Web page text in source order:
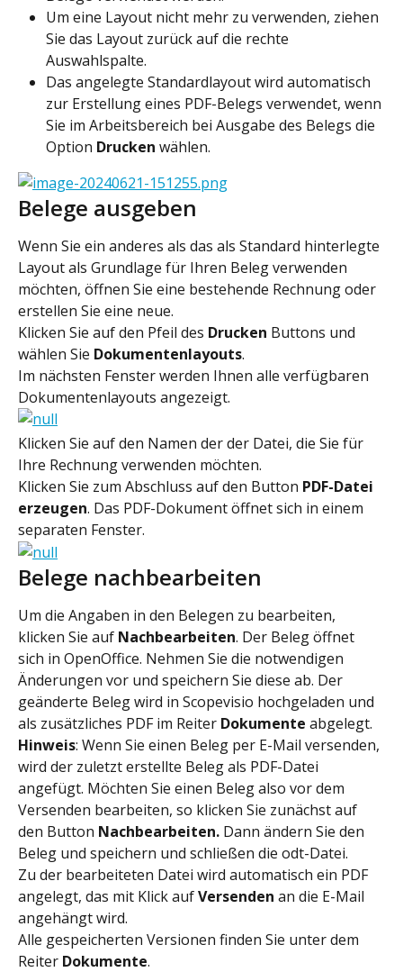
Um eine Layout nicht mehr zu verwenden, ziehen
Sie das Layout zurück auf die rechte
Auswahlspalte.
Das angelegte Standardlayout wird automatisch
zur Erstellung eines PDF-Belegs verwendet, wenn
Sie im Arbeitsbereich bei Ausgabe des Belegs die
Option Drucken wählen.
Belege ausgeben
Wenn Sie ein anderes als das als Standard hinterlegte
Layout als Grundlage für Ihren Beleg verwenden
möchten, öffnen Sie eine bestehende Rechnung oder
erstellen Sie eine neue.
Klicken Sie auf den Pfeil des Drucken Buttons und
wählen Sie Dokumentenlayouts.
Im nächsten Fenster werden Ihnen alle verfügbaren
Dokumentenlayouts angezeigt.
Klicken Sie auf den Namen der der Datei, die Sie für
Ihre Rechnung verwenden möchten.
Klicken Sie zum Abschluss auf den Button PDF-Datei
erzeugen. Das PDF-Dokument öffnet sich in einem
separaten Fenster.
Belege nachbearbeiten
Um die Angaben in den Belegen zu bearbeiten,
klicken Sie auf Nachbearbeiten. Der Beleg öffnet
sich in OpenOffice. Nehmen Sie die notwendigen
Änderungen vor und speichern Sie diese ab. Der
geänderte Beleg wird in Scopevisio hochgeladen und
als zusätzliches PDF im Reiter Dokumente abgelegt.
Hinweis: Wenn Sie einen Beleg per E-Mail versenden,
wird der zuletzt erstellte Beleg als PDF-Datei
angefügt. Möchten Sie einen Beleg also vor dem
Versenden bearbeiten, so klicken Sie zunächst auf
den Button Nachbearbeiten. Dann ändern Sie den
Beleg und speichern und schließen die odt-Datei.
Zu der bearbeiteten Datei wird automatisch ein PDF
angelegt, das mit Klick auf Versenden an die E-Mail
angehängt wird.
Alle gespeicherten Versionen finden Sie unter dem
Reiter Dokumente.